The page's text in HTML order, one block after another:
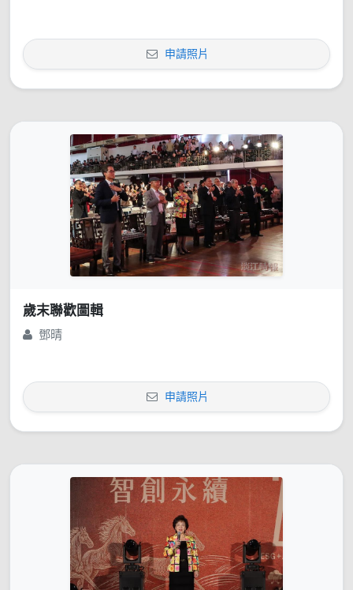
申請照片
歲末聯歡圖輯
鄧晴
申請照片